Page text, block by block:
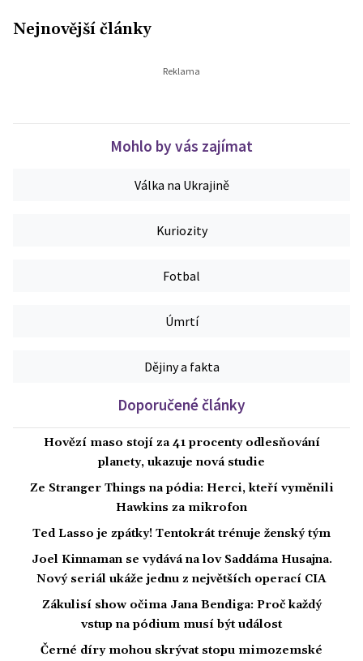
Nejnovější články
Mohlo by vás zajímat
Válka na Ukrajině
Kuriozity
Fotbal
Úmrtí
Dějiny a fakta
Doporučené články
Hovězí maso stojí za 41 procenty odlesňování
planety, ukazuje nová studie
Ze Stranger Things na pódia: Herci, kteří vyměnili
Hawkins za mikrofon
Ted Lasso je zpátky! Tentokrát trénuje ženský tým
Joel Kinnaman se vydává na lov Saddáma Husajna.
Nový seriál ukáže jednu z největších operací CIA
Zákulisí show očima Jana Bendiga: Proč každý
vstup na pódium musí být událost
Černé díry mohou skrývat stopu mimozemské